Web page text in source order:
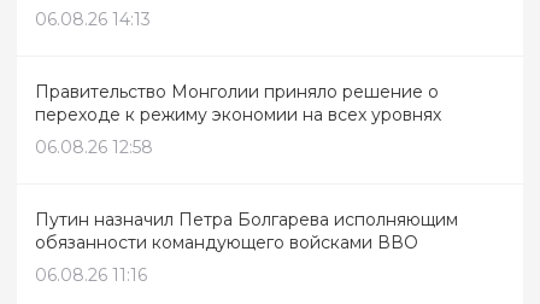
06.08.26 14:13
Правительство Монголии приняло решение о
переходе к режиму экономии на всех уровнях
06.08.26 12:58
Путин назначил Петра Болгарева исполняющим
обязанности командующего войсками ВВО
06.08.26 11:16